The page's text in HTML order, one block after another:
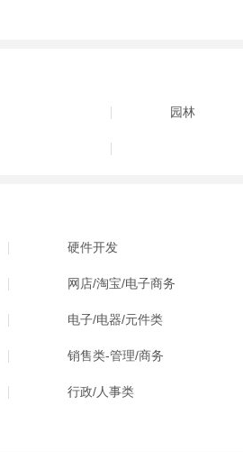
园林
硬件开发
网店/淘宝/电子商务
电子/电器/元件类
销售类-管理/商务
行政/人事类